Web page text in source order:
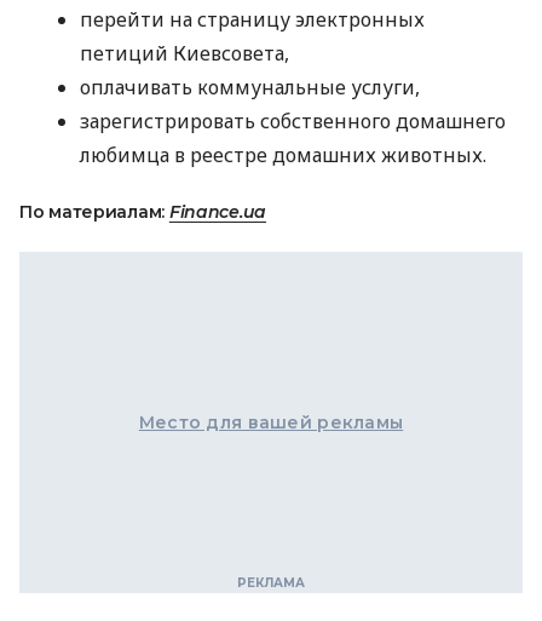
перейти на страницу электронных
петиций Киевсовета,
оплачивать коммунальные услуги,
зарегистрировать собственного домашнего
любимца в реестре домашних животных.
По материалам: Finance.ua
Место для вашей рекламы